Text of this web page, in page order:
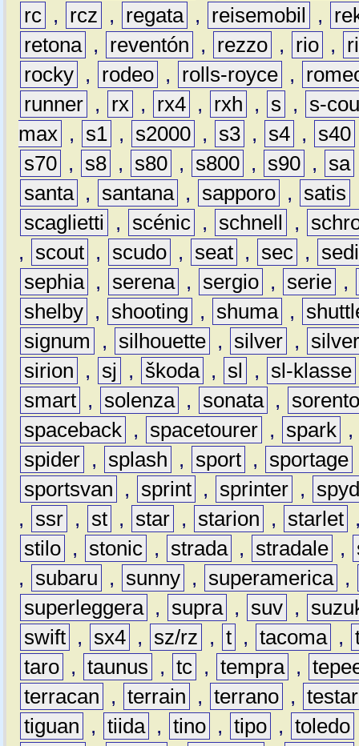
rc , rcz , regata , reisemobil ,
retona , reventón , rezzo , rio ,
rocky , rodeo , rolls-royce ,
runner , rx , rx4 , rxh , s ,
s-
max , s1 , s2000 , s3 , s4 , s40
s70 , s8 , s80 , s800 , s90 , sa
santa , santana , sapporo , satis
scaglietti
, scénic , schnell ,
,
scout , scudo , seat , sec ,
sephia , serena , sergio , serie ,
shelby , shooting , shuma ,
signum
, silhouette , silver ,
sirion
, sj , škoda , sl , sl-klasse
smart , solenza , sonata ,
spaceback , spacetourer , spark ,
spider , splash , sport , sportage
sportsvan
, sprint , sprinter ,
,
ssr , st , star , starion , starlet
stilo , stonic , strada , stradale ,
,
subaru , sunny , superamerica ,
superleggera , supra , suv ,
swift , sx4 , sz/rz , t , tacoma ,
taro , taunus , tc , tempra ,
terracan
, terrain , terrano ,
tiguan
, tiida , tino , tipo , toledo